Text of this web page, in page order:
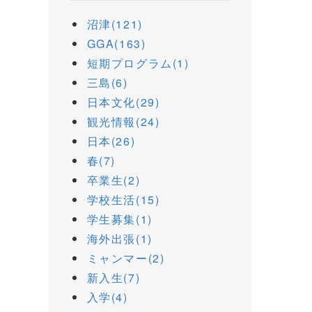
沼津(121)
GGA(163)
短期プログラム(1)
三島(6)
日本文化(29)
観光情報(24)
日本(26)
春(7)
卒業生(2)
学校生活(15)
学生募集(1)
海外出張(1)
ミャンマー(2)
新入生(7)
入学(4)